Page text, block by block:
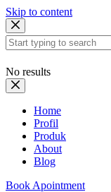
Skip to content
No results
Home
Profil
Produk
About
Blog
Book Apointment